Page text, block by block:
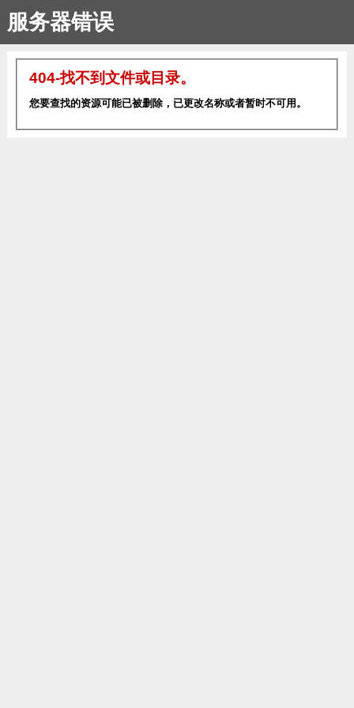
服务器错误
404-找不到文件或目录。
您要查找的资源可能已被删除，已更改名称或者暂时不可用。